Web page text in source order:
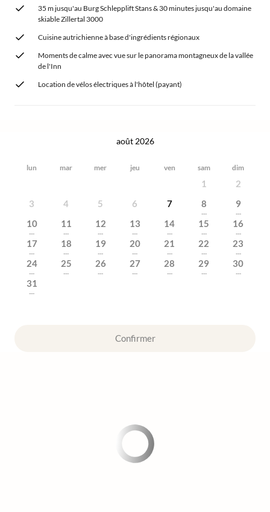
35 m jusqu'au Burg Schlepplift Stans & 30 minutes jusqu'au domaine
skiable Zillertal 3000
Cuisine autrichienne à base d'ingrédients régionaux
Moments de calme avec vue sur le panorama montagneux de la vallée
de l'Inn
Location de vélos électriques à l'hôtel (payant)
août 2026
lun mar mer jeu ven sam dim
1
2
3
4 5 6 7 8
---
9
---
10
---
11
---
12
---
13
---
14
---
15
---
16
---
17
---
18
---
19
---
20
---
21
---
22
---
23
---
24
---
25
---
26
---
27
---
28
---
29
---
30
---
31
---
Confirmer